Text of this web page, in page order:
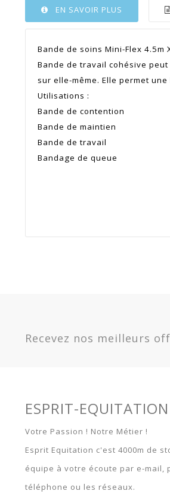
EN SAVOIR PLUS
Bande de soins Mini-Flex 4.5m
Bande de travail cohésive
sur elle-même. Elle permet
Utilisations :
Bande de contention
Bande de maintien
Bande de travail
Bandage de queue
Bleu -
1685
Recevez nos meilleurs
ESPRIT-EQUITATION
Votre Passion ! Notre Métier !
Esprit Equitation c'est 4000m de
équipe à votre écoute par e-mail,
téléphone ou les réseaux.